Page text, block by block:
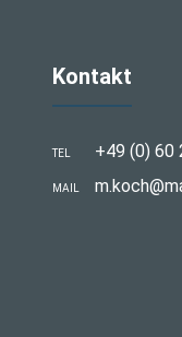
Kontakt
TEL +49 (0) 60
MAIL